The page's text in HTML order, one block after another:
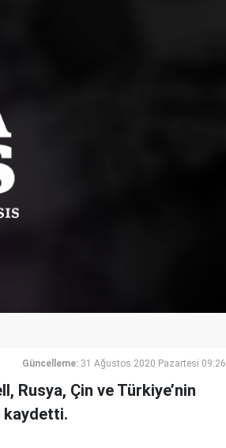
Güncelleme: 31 Ağustos 2020 Pazartesi 09:26
Rusya, Çin ve Türkiye’nin
kaydetti.